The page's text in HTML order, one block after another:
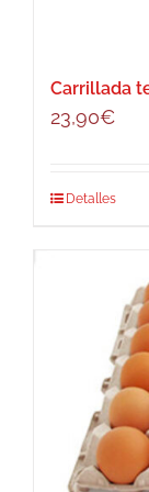
página
de
Carrillada
23,90€
Este
múltiples
variantes.
opciones
pueden
elegir
Detalles